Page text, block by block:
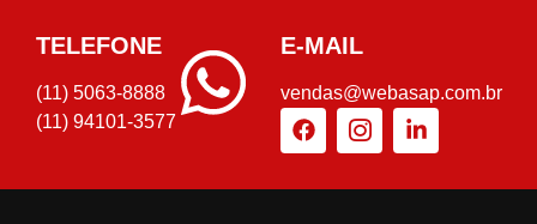
TELEFONE
(11) 5063-8888
(11) 94101-3577
E-MAIL
vendas@webasap.com.br